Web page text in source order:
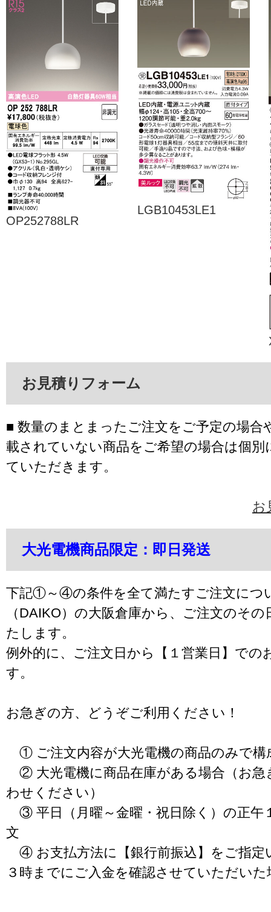
OP252788LR
LGB10453LE1
お見積りフォーム
■ 数量のまとまったご注文をご予定の場合
載されていない商品をご希望の場合は個別
ていただきます。
お
大光電機商品限定：即日発送
下記①～④の条件を全て満たすご注文につ
（DAIKO）の大阪倉庫から、ご注文のそ
たします。
例外的に、ご注文日から【１営業日】での
す。
お急ぎの方、どうぞご利用ください！
① ご注文内容が大光電機の商品のみで構
② 大光電機に商品在庫がある場合（お急
わせください）
③ 平日（月曜～金曜・祝日除く）の正午
文
④ お支払方法に【銀行前振込】をご指定
３時までにご入金を確認させていただいた